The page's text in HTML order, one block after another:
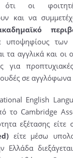
ότι οι
και να
υποψηφίους
τα αγγλικά και οι
για
σε
English
το Cambridge
εξέτασης είτε
είτε μέσω
Ελλάδα